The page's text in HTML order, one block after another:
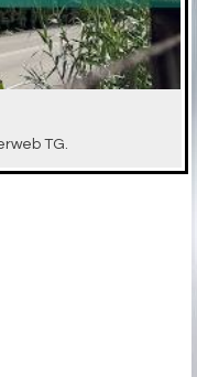
TG.